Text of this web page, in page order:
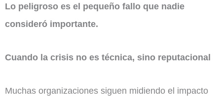
Lo peligroso es el pequeño fallo que nadie
consideró importante.
Cuando la crisis no es técnica, sino reputacional
Muchas organizaciones siguen midiendo el impacto